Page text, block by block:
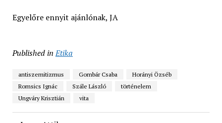
Egyelőre ennyit ajánlónak, JA
Published in Etika
antiszemitizmus Gombár Csaba
Horányi Özséb
Romsics Ignác
Szále László
történelem
Ungváry Krisztián
vita